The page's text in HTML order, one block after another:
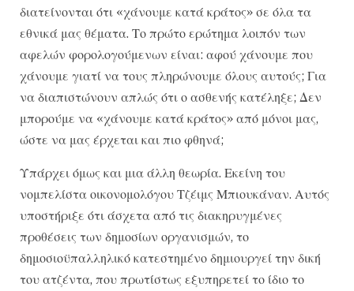
διατείνονται ότι «χάνουμε κατά κράτος» σε όλα τα
εθνικά μας θέματα. Το πρώτο ερώτημα λοιπόν των
αφελών φορολογούμενων είναι: αφού χάνουμε που
χάνουμε γιατί να τους πληρώνουμε όλους αυτούς; Για
να διαπιστώνουν απλώς ότι ο ασθενής κατέληξε; Δεν
μπορούμε να «χάνουμε κατά κράτος» από μόνοι μας,
ώστε να μας έρχεται και πιο φθηνά;
Υπάρχει όμως και μια άλλη θεωρία. Εκείνη του
νομπελίστα οικονομολόγου Τζέιμς Μπιουκάναν. Αυτός
υποστήριξε ότι άσχετα από τις διακηρυγμένες
προθέσεις των δημοσίων οργανισμών, το
δημοσιοϋπαλληλικό κατεστημένο δημιουργεί την δική
του ατζέντα, που πρωτίστως εξυπηρετεί το ίδιο το